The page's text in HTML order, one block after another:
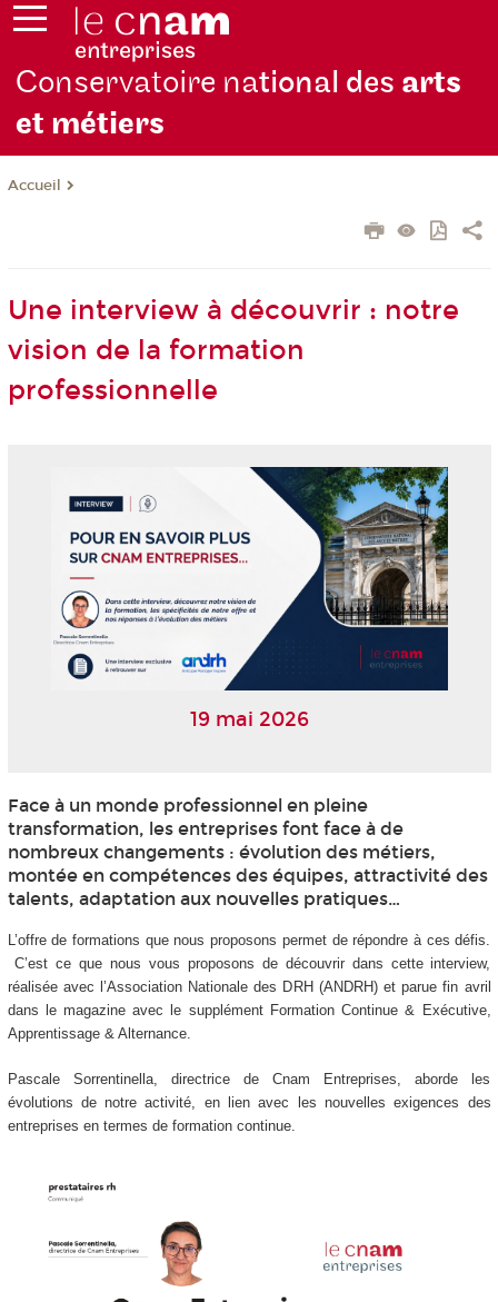
Conservatoire national des arts
et métiers
Accueil
Une interview à découvrir : notre
vision de la formation
professionnelle
19 mai 2026
Face à un monde professionnel en pleine
transformation, les entreprises font face à de
nombreux changements : évolution des métiers,
montée en compétences des équipes, attractivité des
talents, adaptation aux nouvelles pratiques…
L’offre de formations que nous proposons permet de répondre à ces défis.
C’est ce que nous vous proposons de découvrir dans cette interview,
réalisée avec l’Association Nationale des DRH (ANDRH) et parue fin avril
dans le magazine avec le supplément Formation Continue & Exécutive,
Apprentissage & Alternance.
Pascale Sorrentinella, directrice de Cnam Entreprises, aborde les
évolutions de notre activité, en lien avec les nouvelles exigences des
entreprises en termes de formation continue.